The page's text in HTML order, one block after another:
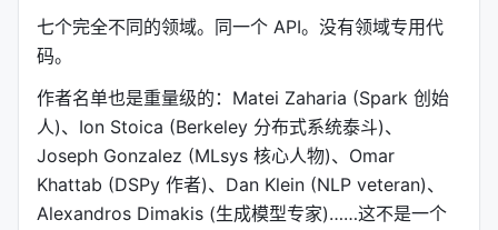
七个完全不同的领域。同一个 API。没有领域专用代
码。
作者名单也是重量级的：Matei Zaharia (Spark 创始
人)、Ion Stoica (Berkeley 分布式系统泰斗)、
Joseph Gonzalez (MLsys 核心人物)、Omar
Khattab (DSPy 作者)、Dan Klein (NLP veteran)、
Alexandros Dimakis (生成模型专家)……这不是一个